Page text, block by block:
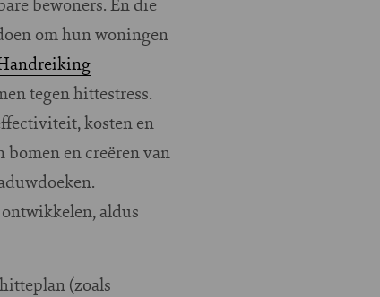
om hun woningen
tegen hittestress.
kosten en
en creëren van
aldus
(zoals